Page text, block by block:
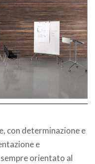
con determinazione e
e
orientato al